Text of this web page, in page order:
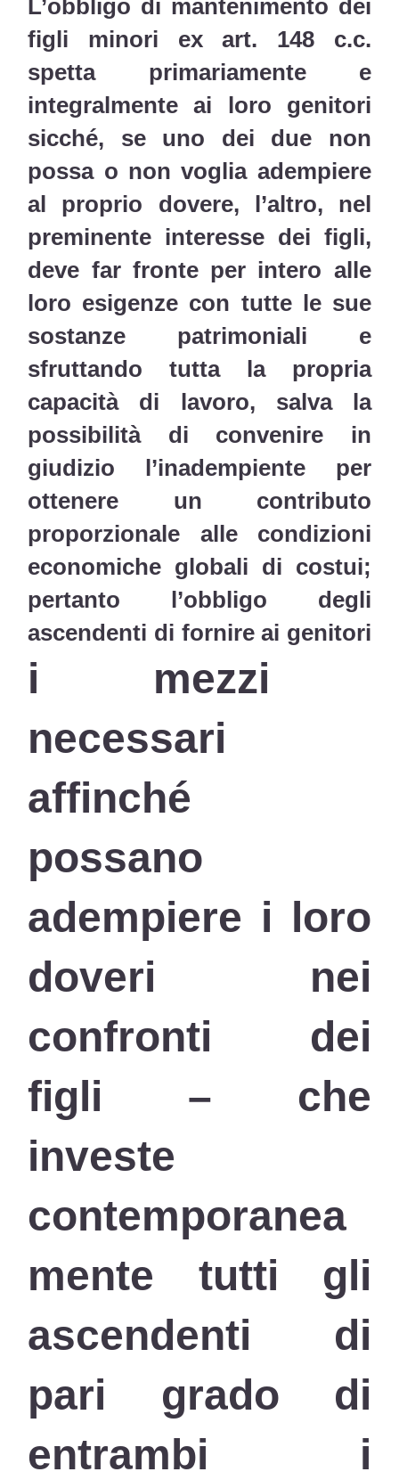
L’obbligo di mantenimento dei
figli minori ex art. 148 c.c.
spetta primariamente e
integralmente ai loro genitori
sicché, se uno dei due non
possa o non voglia adempiere
al proprio dovere, l’altro, nel
preminente interesse dei figli,
deve far fronte per intero alle
loro esigenze con tutte le sue
sostanze patrimoniali e
sfruttando tutta la propria
capacità di lavoro, salva la
possibilità di convenire in
giudizio l’inadempiente per
ottenere un contributo
proporzionale alle condizioni
economiche globali di costui;
pertanto l’obbligo degli
ascendenti di fornire ai genitori
i mezzi
necessari
affinché
possano
adempiere i loro
doveri nei
confronti dei
figli – che
investe
contemporanea
mente tutti gli
ascendenti di
pari grado di
entrambi i